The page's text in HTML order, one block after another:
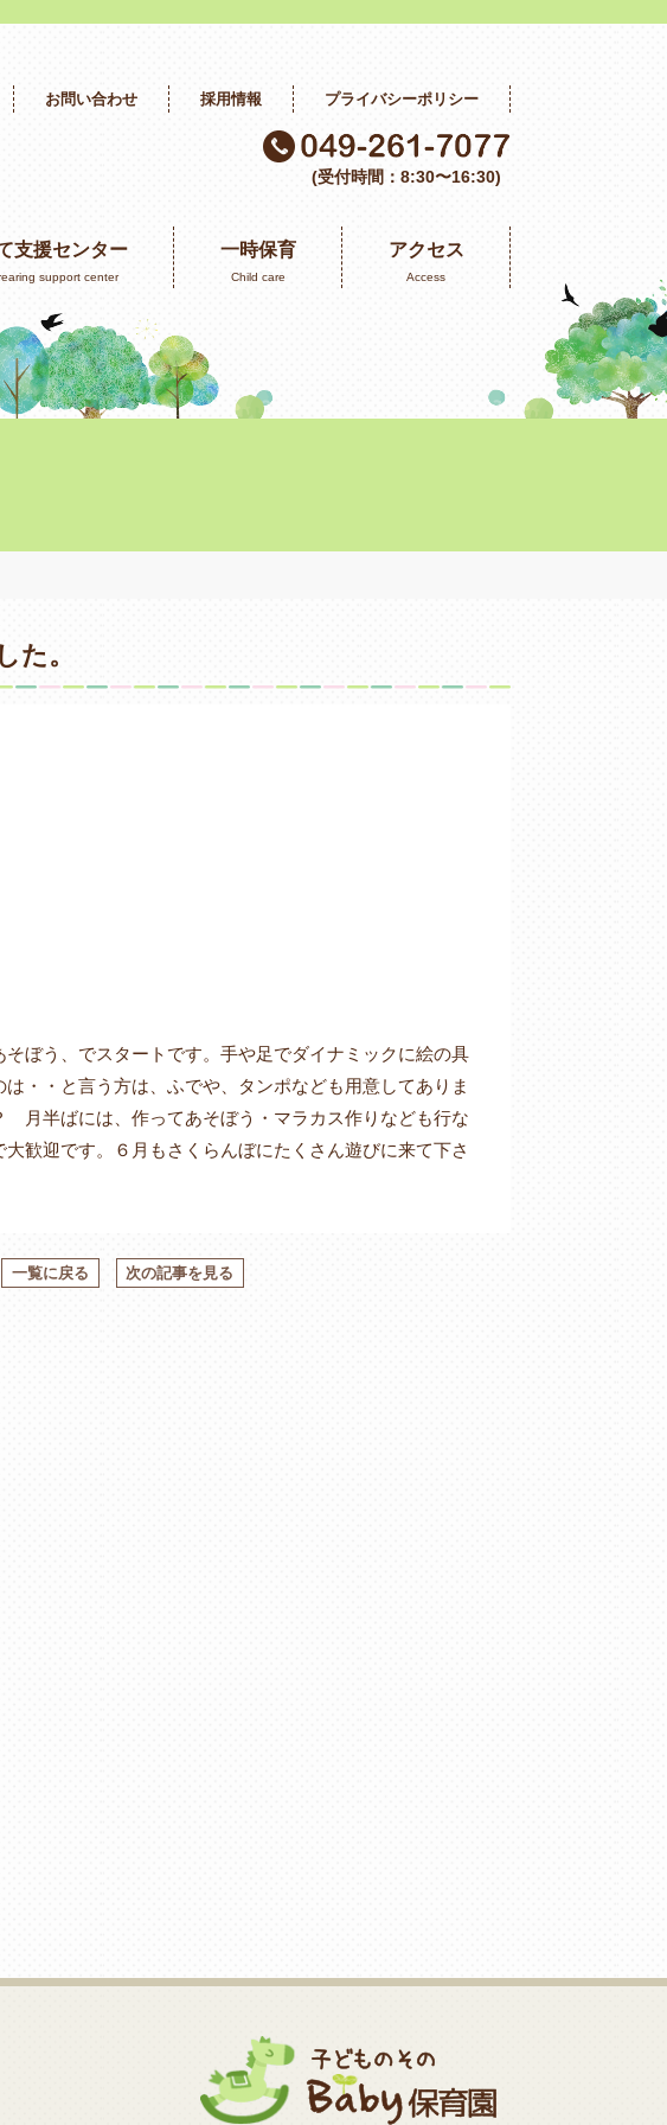
お問い合わせ 採用情報 プライバシーポリシー
(受付時間：8:30〜16:30)
支援センター
support center
一時保育
Child care
アクセス
Access
た。
ぼう、でスタートです。手や足でダイナミックに絵の具
・・と言う方は、ふでや、タンポなども用意してありま
月半ばには、作ってあそぼう・マラカス作りなども行な
歓迎です。６月もさくらんぼにたくさん遊びに来て下さ
一覧に戻る 次の記事を見る